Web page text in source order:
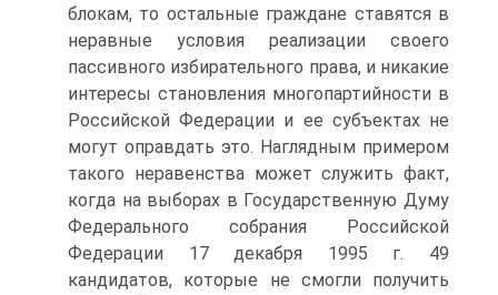
блокам, то остальные граждане ставятся в
неравные условия реализации своего
пассивного избирательного права, и никакие
интересы становления многопартийности в
Российской Федерации и ее субъектах не
могут оправдать это. Наглядным примером
такого неравенства может служить факт,
когда на выборах в Государственную Думу
Федерального собрания Российской
Федерации 17 декабря 1995 г. 49
кандидатов, которые не смогли получить